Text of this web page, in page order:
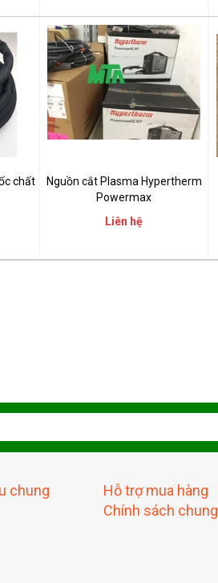
chất
Nguồn cắt Plasma Hypertherm
Powermax
Liên hệ
chung
Hỗ trợ mua hàng
Chính sách chung